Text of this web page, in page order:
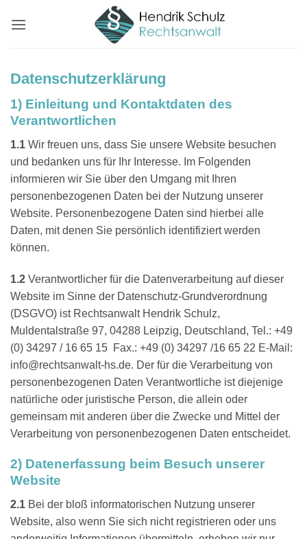
Inhalt
Datenschutzerklärung
1) Einleitung und Kontaktdaten des
Verantwortlichen
1.1 Wir freuen uns, dass Sie unsere Website besuchen
und bedanken uns für Ihr Interesse. Im Folgenden
informieren wir Sie über den Umgang mit Ihren
personenbezogenen Daten bei der Nutzung unserer
Website. Personenbezogene Daten sind hierbei alle
Daten, mit denen Sie persönlich identifiziert werden
können.
1.2 Verantwortlicher für die Datenverarbeitung auf dieser
Website im Sinne der Datenschutz-Grundverordnung
(DSGVO) ist Rechtsanwalt Hendrik Schulz,
Muldentalstraße 97, 04288 Leipzig, Deutschland, Tel.: +49
(0) 34297 / 16 65 15 Fax.: +49 (0) 34297 /16 65 22 E-Mail:
info@rechtsanwalt-hs.de. Der für die Verarbeitung von
personenbezogenen Daten Verantwortliche ist diejenige
natürliche oder juristische Person, die allein oder
gemeinsam mit anderen über die Zwecke und Mittel der
Verarbeitung von personenbezogenen Daten entscheidet.
2) Datenerfassung beim Besuch unserer
Website
2.1 Bei der bloß informatorischen Nutzung unserer
Website, also wenn Sie sich nicht registrieren oder uns